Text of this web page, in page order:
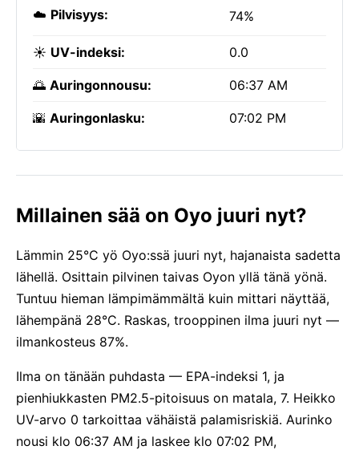
☁️ Pilvisyys: 74%
☀️ UV-indeksi: 0.0
🌅 Auringonnousu: 06:37 AM
🌇 Auringonlasku: 07:02 PM
Millainen sää on Oyo juuri nyt?
Lämmin 25°C yö Oyo:ssä juuri nyt, hajanaista sadetta
lähellä. Osittain pilvinen taivas Oyon yllä tänä yönä.
Tuntuu hieman lämpimämmältä kuin mittari näyttää,
lähempänä 28°C. Raskas, trooppinen ilma juuri nyt —
ilmankosteus 87%.
Ilma on tänään puhdasta — EPA-indeksi 1, ja
pienhiukkasten PM2.5-pitoisuus on matala, 7. Heikko
UV-arvo 0 tarkoittaa vähäistä palamisriskiä. Aurinko
nousi klo 06:37 AM ja laskee klo 07:02 PM,